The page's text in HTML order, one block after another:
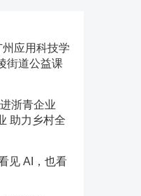
应用科技学
街道公益课
浙青企业
助力乡村全
见 AI，也看